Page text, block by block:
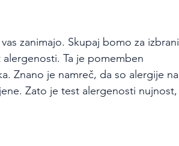
zanimajo. Skupaj bomo za izbrani
Ta je pomemben
Znano je namreč, da so alergije na
Zato je test alergenosti nujnost,